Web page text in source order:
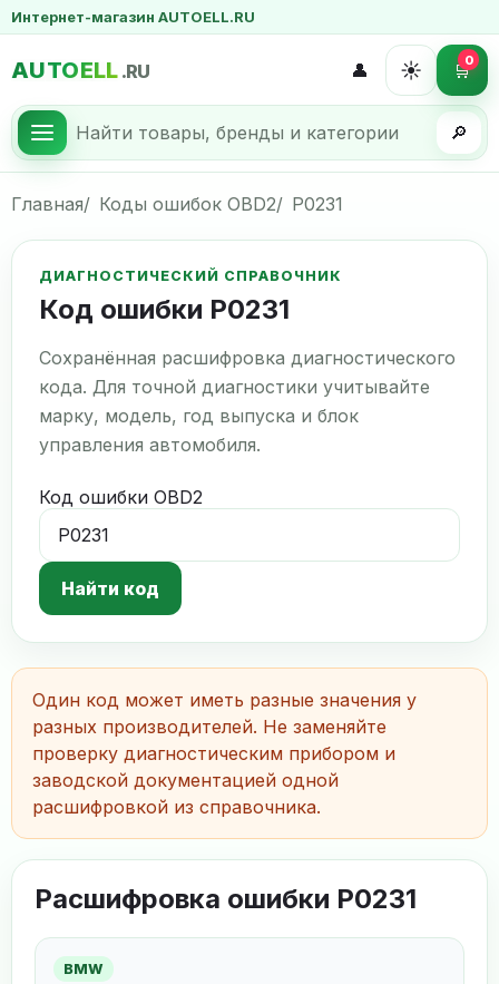
Интернет-магазин AUTOELL.RU
AUTOELL .RU
🔎
👤 ☀️ 🛒0
Главная Коды ошибок OBD2 P0231
ДИАГНОСТИЧЕСКИЙ СПРАВОЧНИК
Код ошибки P0231
Сохранённая расшифровка диагностического
кода. Для точной диагностики учитывайте
марку, модель, год выпуска и блок
управления автомобиля.
Код ошибки OBD2
Найти код
Один код может иметь разные значения у
разных производителей. Не заменяйте
проверку диагностическим прибором и
заводской документацией одной
расшифровкой из справочника.
Расшифровка ошибки P0231
BMW